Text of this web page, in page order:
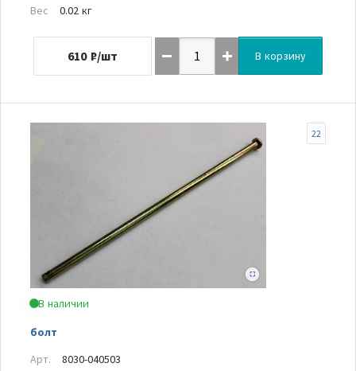
Вес
0.02 кг
610 ₽/шт В корзину
В наличии
болт
22
Арт.
8030-040503